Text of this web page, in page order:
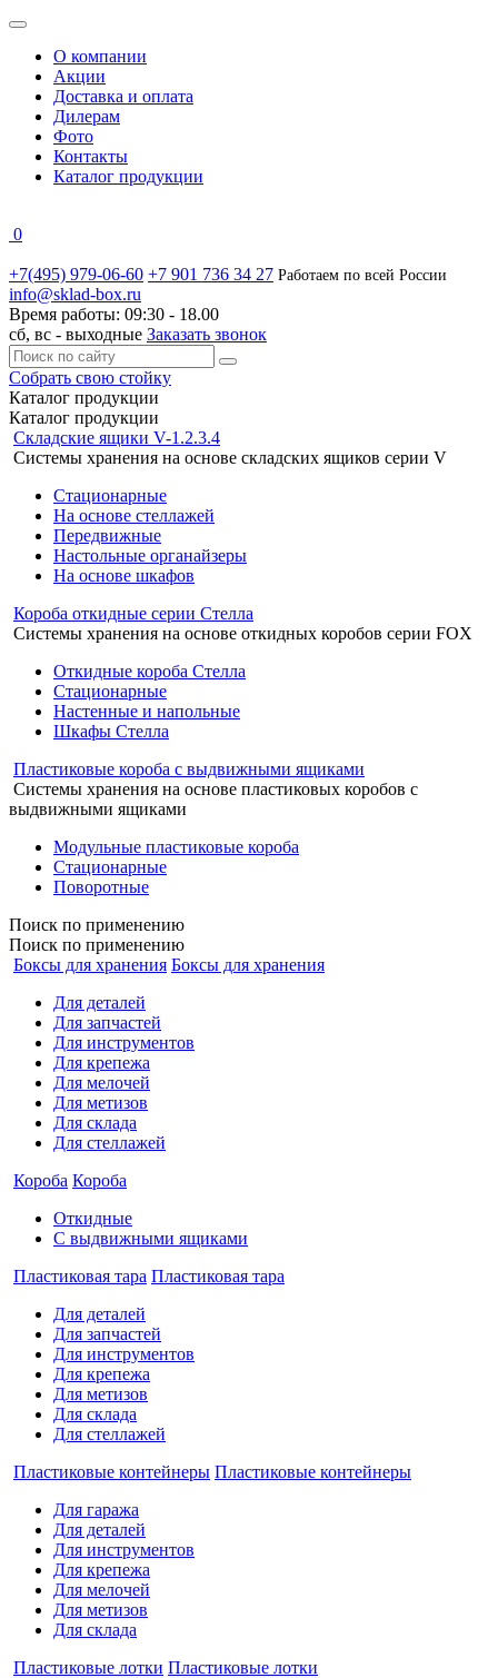
О компании
Акции
Доставка и оплата
Дилерам
Фото
Контакты
Каталог продукции
0
+7(495) 979-06-60 +7 901 736 34 27 Работаем по всей России
info@sklad-box.ru
Время работы: 09:30 - 18.00
сб, вс - выходные Заказать звонок
Собрать свою стойку
Каталог продукции
Каталог продукции
Складские ящики V-1.2.3.4
Системы хранения на основе складских ящиков серии V
Стационарные
На основе стеллажей
Передвижные
Настольные органайзеры
На основе шкафов
Короба откидные серии Стелла
Системы хранения на основе откидных коробов серии FOX
Откидные короба Стелла
Стационарные
Настенные и напольные
Шкафы Стелла
Пластиковые короба с выдвижными ящиками
Системы хранения на основе пластиковых коробов с
выдвижными ящиками
Модульные пластиковые короба
Стационарные
Поворотные
Поиск по применению
Поиск по применению
Боксы для хранения Боксы для хранения
Для деталей
Для запчастей
Для инструментов
Для крепежа
Для мелочей
Для метизов
Для склада
Для стеллажей
Короба Короба
Откидные
С выдвижными ящиками
Пластиковая тара Пластиковая тара
Для деталей
Для запчастей
Для инструментов
Для крепежа
Для метизов
Для склада
Для стеллажей
Пластиковые контейнеры Пластиковые контейнеры
Для гаража
Для деталей
Для инструментов
Для крепежа
Для мелочей
Для метизов
Для склада
Пластиковые лотки Пластиковые лотки